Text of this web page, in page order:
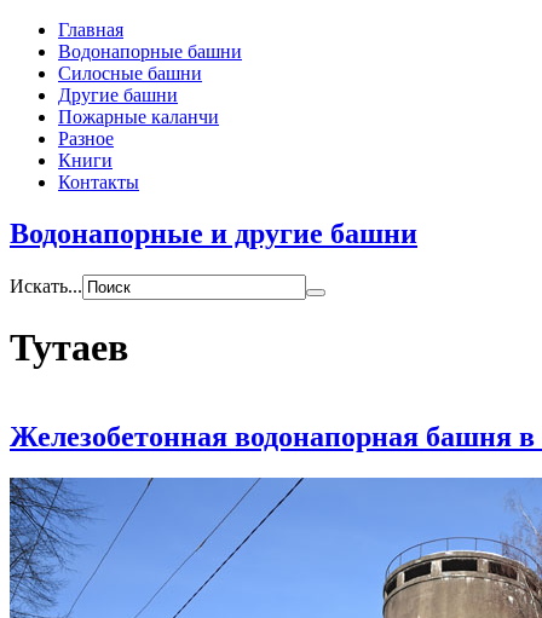
Главная
Водонапорные башни
Силосные башни
Другие башни
Пожарные каланчи
Разное
Книги
Контакты
Водонапорные и другие башни
Искать...
Тутаев
Железобетонная водонапорная башня в